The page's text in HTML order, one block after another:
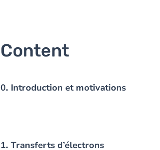
Content
0. Introduction et motivations
1. Transferts d’électrons